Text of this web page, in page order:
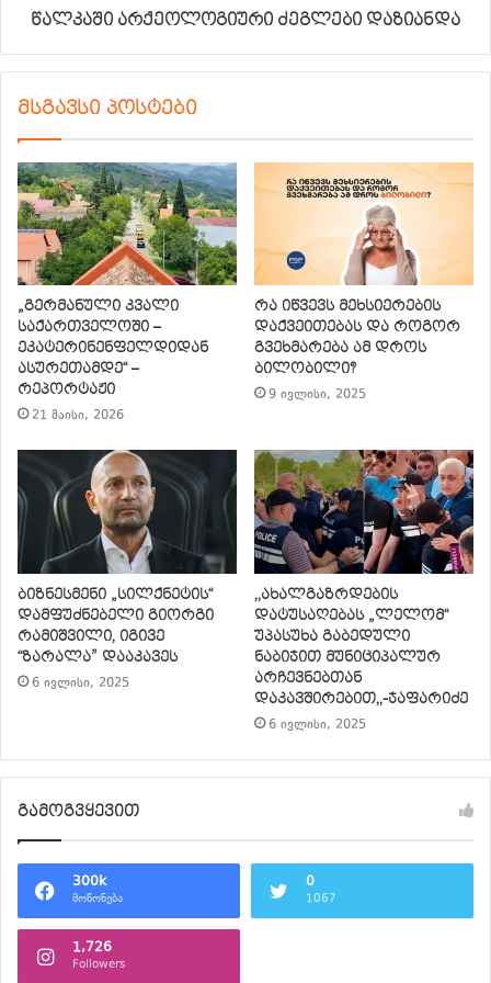
წალკაში არქეოლოგიური ძეგლები დაზიანდა
მსგავსი პოსტები
„გერმანული კვალი
საქართველოში –
ეკატერინენფელდიდან
ასურეთამდე“ –
რეპორტაჟი
21 მაისი, 2026
რა იწვევს მეხსიერების
დაქვეითებას და როგორ
გვეხმარება ამ დროს
ბილობილი?
9 ივლისი, 2025
ბიზნესმენი „სილქნეტის“
დამფუძნებელი გიორგი
რამიშვილი, იგივე
“ზარალა” დააკავეს
6 ივლისი, 2025
,,ახალგაზრდების
დატუსაღებას „ლელომ“
უპასუხა გაბედული
ნაბიჯით მუნიციპალურ
არჩევნებთან
დაკავშირებით,,-ჯაფარიძე
6 ივლისი, 2025
გამოგვყევით
300k
მოწონება
0
1067
1,726
Followers